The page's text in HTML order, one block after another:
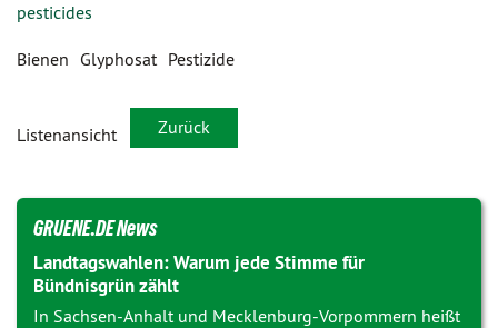
pesticides
Bienen Glyphosat Pestizide
Listenansicht Zurück
GRUENE.DE News
Landtagswahlen: Warum jede Stimme für
Bündnisgrün zählt
In Sachsen-Anhalt und Mecklenburg-Vorpommern heißt